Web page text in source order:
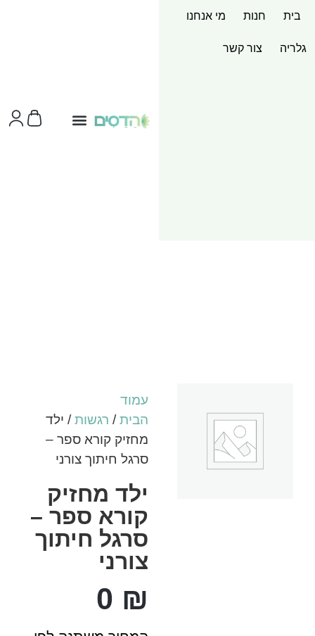
בית חנות מי אנחנו
גלריה צור קשר
עמוד
הבית/ רגשות/ ילד
מחזיק קורא ספר –
סרגל חיתוך צורני
ילד מחזיק
קורא ספר –
סרגל חיתוך
צורני
0 ₪